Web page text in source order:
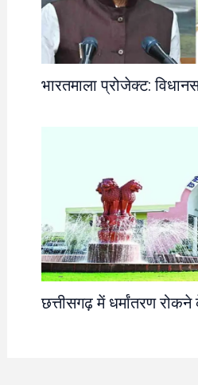
भारतमाला प्रोजेक्ट:
छत्तीसगढ़ में धर्मांतरण